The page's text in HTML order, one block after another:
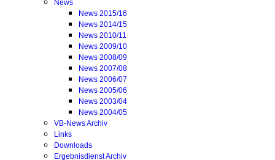
News
News 2015/16
News 2014/15
News 2010/11
News 2009/10
News 2008/09
News 2007/08
News 2006/07
News 2005/06
News 2003/04
News 2004/05
VB-News Archiv
Links
Downloads
Ergebnisdienst Archiv